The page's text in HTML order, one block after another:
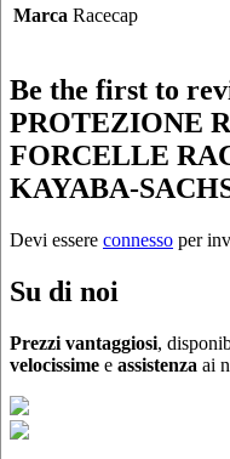
Marca Racecap
Be the first to
PROTEZIONE
FORCELLE
KAYABA-
Devi essere connesso per
Su di noi
Prezzi vantaggiosi,
velocissime e assistenza ai